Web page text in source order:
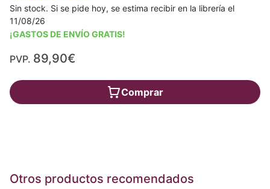
Sin stock. Si se pide hoy, se estima recibir en la librería el
11/08/26
¡GASTOS DE ENVÍO GRATIS!
PVP. 89,90€
Comprar
Otros productos recomendados